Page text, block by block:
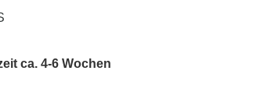
ca. 4-6 Wochen